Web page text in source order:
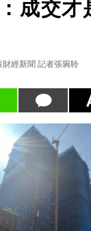
成交才
財經新聞 記者張琬聆